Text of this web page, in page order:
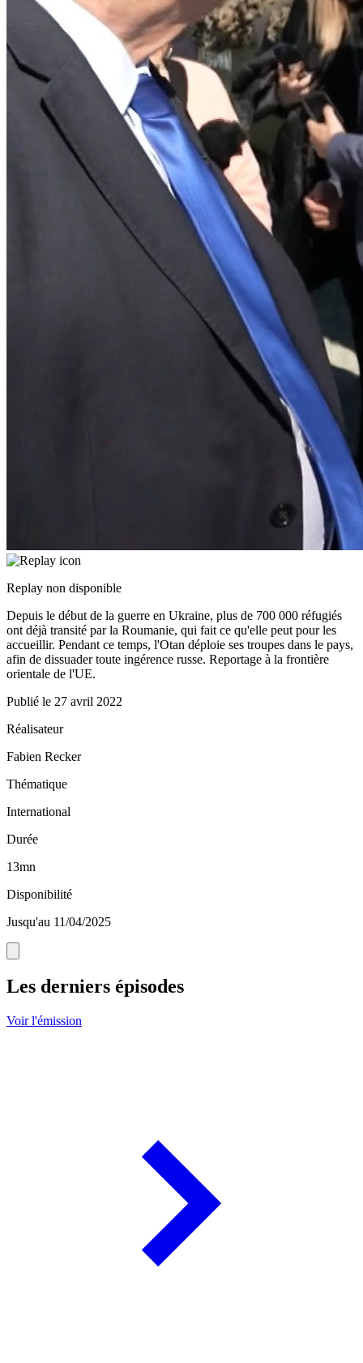
Replay non disponible
Depuis le début de la guerre en Ukraine, plus de 700 000 réfugiés
ont déjà transité par la Roumanie, qui fait ce qu'elle peut pour les
accueillir. Pendant ce temps, l'Otan déploie ses troupes dans le pays,
afin de dissuader toute ingérence russe. Reportage à la frontière
orientale de l'UE.
Publié le 27 avril 2022
Réalisateur
Fabien Recker
Thématique
International
Durée
13mn
Disponibilité
Jusqu'au 11/04/2025
Les derniers épisodes
Voir l'émission